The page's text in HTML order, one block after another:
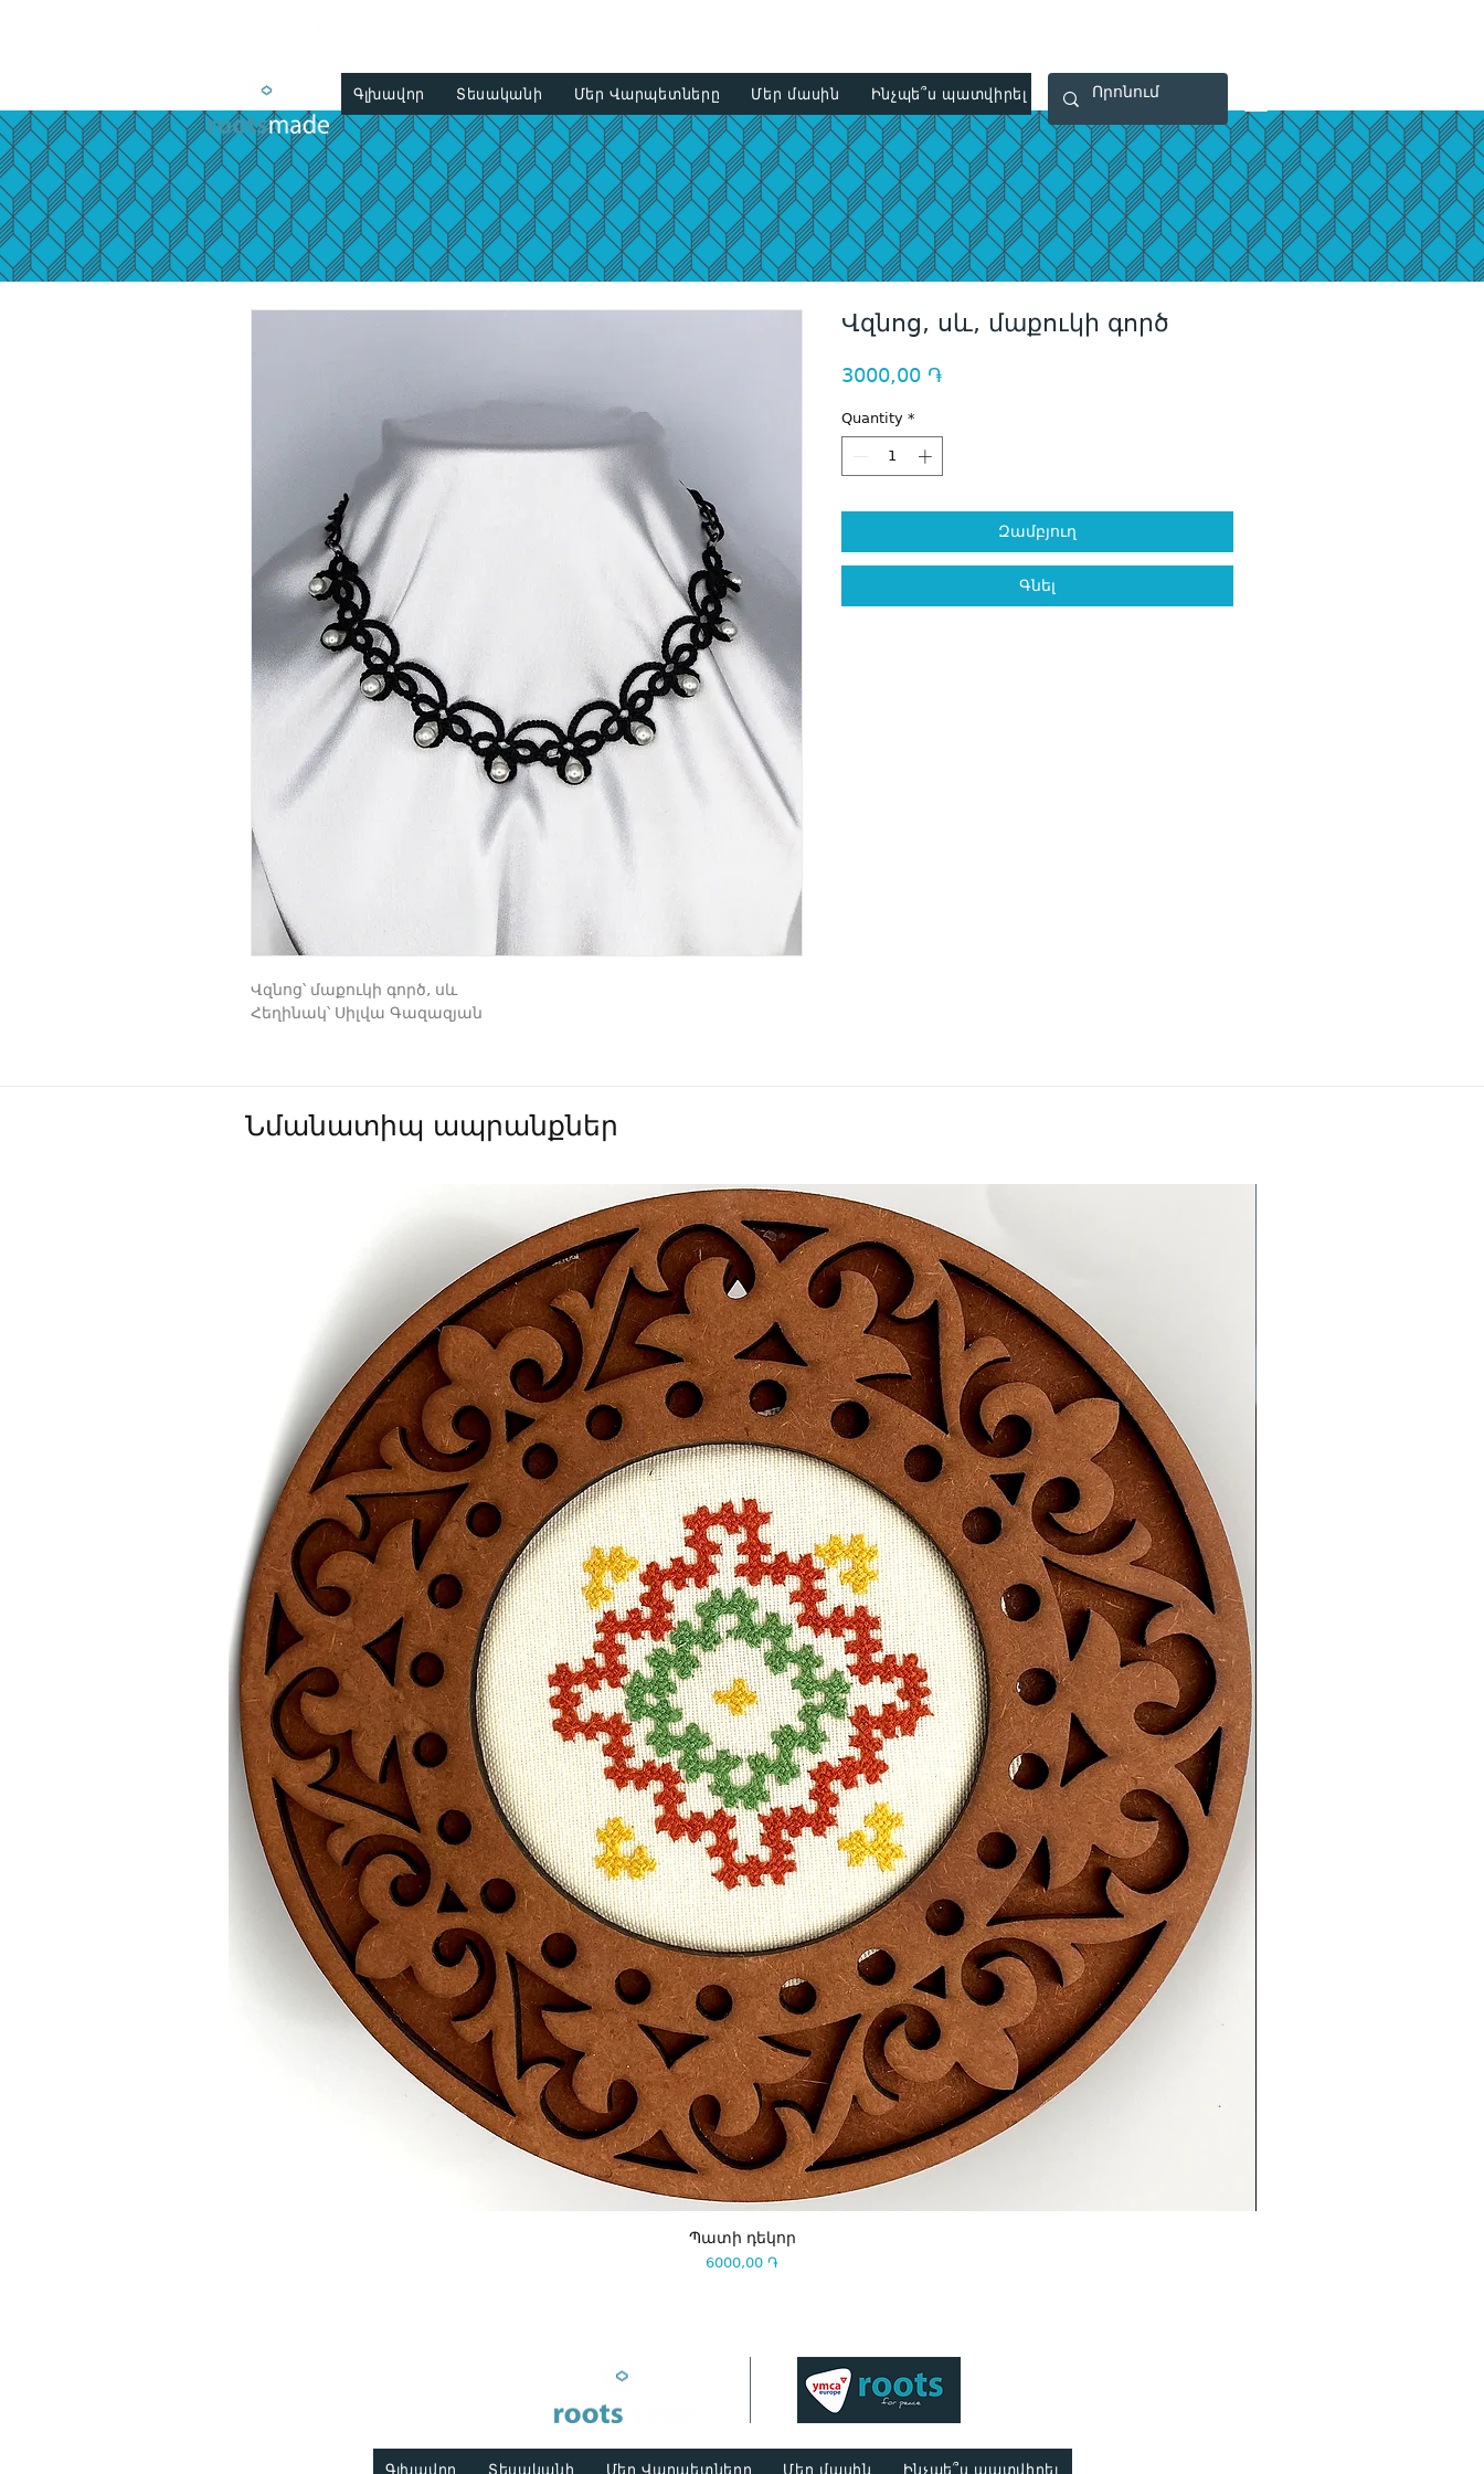
Վզնոց՝ մաքուկի գործ, սև
Հեղինակ՝ Սիլվա Գազազյան
Վզնոց, սև, մաքուկի գործ
3000,00 ֏Price
Quantity *
Զամբյուղ
Գնել
Նմանատիպ ապրանքներ
Պատի դեկոր
Price
6000,00 ֏
Գլխավոր Տեսականի Մեր Վարպետները Մեր մասին Ինչպե՞ս պատվիրել Կապ
Գլխավոր Տեսականի Մեր Վարպետները Մեր մասին Ինչպե՞ս պատվիրել